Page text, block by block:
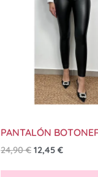
PANTALÓN
24,90€ 12,45 €